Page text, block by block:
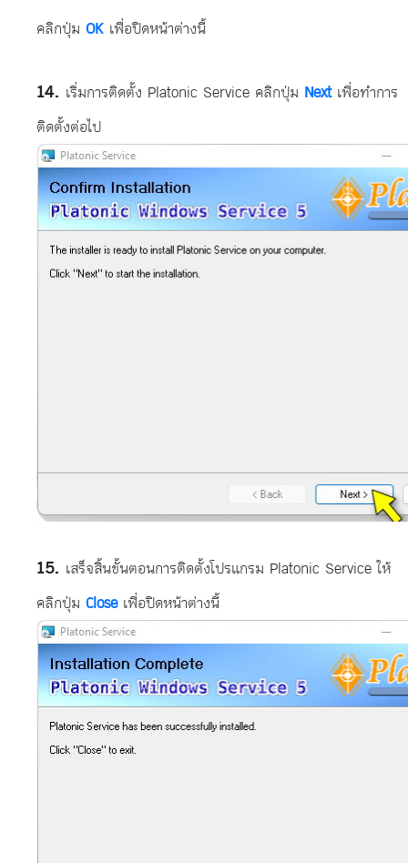
คลิกปุ่ม OK เพื่อปิดหน้าต่างนี้
เริ่มการติดตั้ง Platonic Service คลิกปุ่ม Nextเพื่อทำการ
ติดตั้งต่อไป
เสร็จสิ้นขั้นตอนการติดตั้งโปรแกรม Platonic Service ให้
คลิกปุ่ม Closeเพื่อปิดหน้าต่างนี้